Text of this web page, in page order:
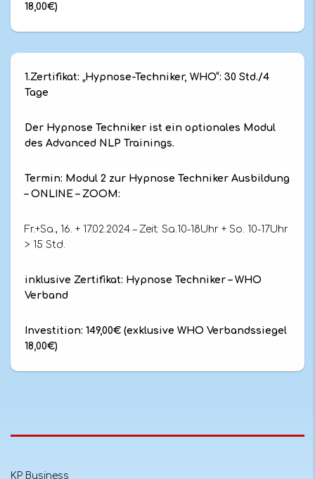
18,00€)
1.Zertifikat: „Hypnose-Techniker, WHO“: 30 Std./4
Tage
Der Hypnose Techniker ist ein optionales Modul
des Advanced NLP Trainings.
Termin: Modul 2 zur Hypnose Techniker Ausbildung
– ONLINE – ZOOM:
Fr.+Sa., 16. + 17.02.2024 – Zeit: Sa.10-18Uhr + So. 10-17Uhr
> 15 Std.
inklusive Zertifikat: Hypnose Techniker – WHO
Verband
Investition: 149,00€ (exklusive WHO Verbandssiegel
18,00€)
KP Business